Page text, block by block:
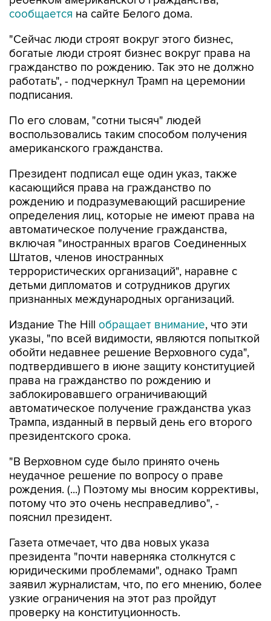
сообщается на сайте Белого дома.
"Сейчас люди строят вокруг этого бизнес,
богатые люди строят бизнес вокруг права на
гражданство по рождению. Так это не должно
работать", - подчеркнул Трамп на церемонии
подписания.
По его словам, "сотни тысяч" людей
воспользовались таким способом получения
американского гражданства.
Президент подписал еще один указ, также
касающийся права на гражданство по
рождению и подразумевающий расширение
определения лиц, которые не имеют права на
автоматическое получение гражданства,
включая "иностранных врагов Соединенных
Штатов, членов иностранных
террористических организаций", наравне с
детьми дипломатов и сотрудников других
признанных международных организаций.
Издание The Hill обращает внимание, что эти
указы, "по всей видимости, являются попыткой
обойти недавнее решение Верховного суда",
подтвердившего в июне защиту конституцией
права на гражданство по рождению и
заблокировавшего ограничивающий
автоматическое получение гражданства указ
Трампа, изданный в первый день его второго
президентского срока.
"В Верховном суде было принято очень
неудачное решение по вопросу о праве
рождения. (...) Поэтому мы вносим коррективы,
потому что это очень несправедливо", -
пояснил президент.
Газета отмечает, что два новых указа
президента "почти наверняка столкнутся с
юридическими проблемами", однако Трамп
заявил журналистам, что, по его мнению, более
узкие ограничения на этот раз пройдут
проверку на конституционность.